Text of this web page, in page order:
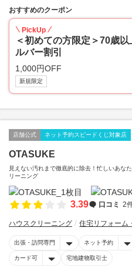
おすすめのクーポン
PickUp
＜初めての方限定＞70歳
ルバー割引
1,000円OFF
新規限定
店舗公式 ネット予約スピードくじ対象店
OTASUKE
見えない汚れまで徹底的に除去！忙しいあな
リーニング
3.39 口コミ 2
ハウスクリーニング 住宅リフォーム
出張・訪問専門 ネット予約
カード可 宅地建物取引士